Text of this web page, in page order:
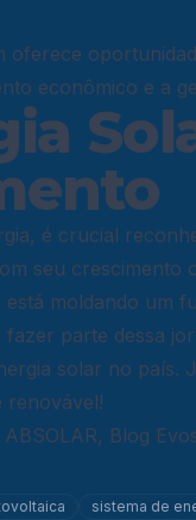
oferece
econômico e a
é crucial
seu
moldando um
parte dessa
solar no
renovável!
Blog
sistema de